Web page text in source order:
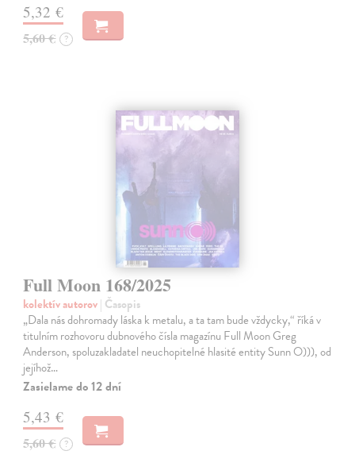
5,32 €
5,60 € ?
Full Moon 168/2025
kolektív autorov| Časopis
„Dala nás dohromady láska k metalu, a ta tam bude vždycky,“ říká v
titulním rozhovoru dubnového čísla magazínu Full Moon Greg
Anderson, spoluzakladatel neuchopitelné hlasité entity Sunn O))), od
jejíhož…
Zasielame do 12 dní
5,43 €
5,60 € ?